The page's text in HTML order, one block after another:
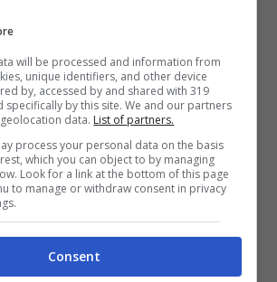
dovrete frullarlo; per farlo potete
mixer ad immersione che un
abbondantefinocchietto
continuate a frullare.
e guarnite i piatti aggiungendo in
will be processed and information from
unique identifiers, and other device
by, accessed by and shared with 319
specifically by this site. We and our partners
data. List of partners.
process your personal data on the basis
which you can object to by managing
Look for a link at the bottom of this page
to manage or withdraw consent in privacy
Consent